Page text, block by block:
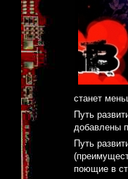
станет
Путь
добавлены
Путь
поющие в